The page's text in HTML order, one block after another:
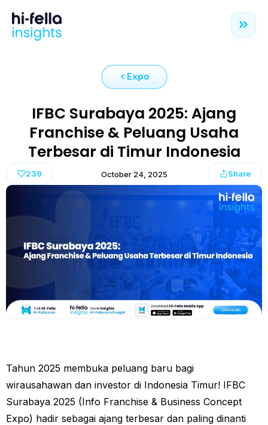
Expo
IFBC Surabaya 2025: Ajang
Franchise & Peluang Usaha
Terbesar di Timur Indonesia
239 October 24, 2025 Share
Tahun 2025 membuka peluang baru bagi
wirausahawan dan investor di Indonesia Timur! IFBC
Surabaya 2025 (Info Franchise & Business Concept
Expo) hadir sebagai ajang terbesar dan paling dinanti